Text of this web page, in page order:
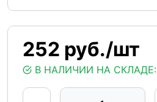
252 руб./шт
В НАЛИЧИИ НА СКЛАДЕ: